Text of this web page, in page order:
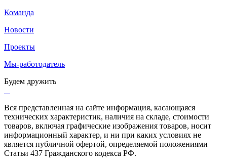
Команда
Новости
Проекты
Мы-работодатель
Будем дружить
Вся представленная на сайте информация, касающаяся
технических характеристик, наличия на складе, стоимости
товаров, включая графические изображения товаров, носит
информационный характер, и ни при каких условиях не
является публичной офертой, определяемой положениями
Статьи 437 Гражданского кодекса РФ.